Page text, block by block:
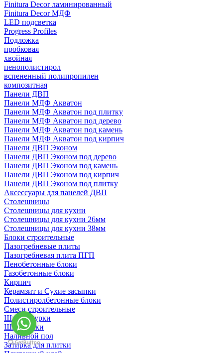
Finitura Decor ламинированный
Finitura Decor МДФ
LED подсветка
Progress Profiles
Подложка
пробковая
хвойная
пенополистирол
вспененный полипропилен
композитная
Панели ДВП
Панели МДФ Акватон
Панели МДФ Акватон под плитку
Панели МДФ Акватон под дерево
Панели МДФ Акватон под камень
Панели МДФ Акватон под кирпич
Панели ДВП Эконом
Панели ДВП Эконом под дерево
Панели ДВП Эконом под камень
Панели ДВП Эконом под кирпич
Панели ДВП Эконом под плитку
Аксессуары для панелей ДВП
Столешницы
Столешницы для кухни
Столешницы для кухни 26мм
Столешницы для кухни 38мм
Блоки строительные
Пазогребневые плиты
Пазогребневая плита ПГП
Пенобетонные блоки
Газобетонные блоки
Кирпич
Керамзит и Сухие засыпки
Полистиролбетонные блоки
Смеси строительные
Штукартурки
Шпаклевки
Наливной пол
Затирка для плитки